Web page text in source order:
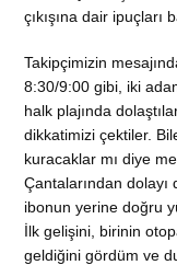
çıkışına dair ipuçları
Takipçimizin
8:30/9:00 gibi, iki
halk plajında
dikkatimizi çektiler.
kuracaklar mı diye
Çantalarından dolayı
ibonun yerine doğru
İlk gelişini, birinin
geldiğini gördüm ve